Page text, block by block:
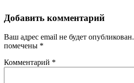
Добавить комментарий
Ваш адрес email не будет опубликован.
помечены *
Комментарий *